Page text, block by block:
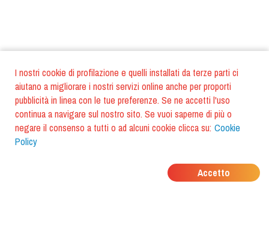
I nostri cookie di profilazione e quelli installati da terze parti ci
aiutano a migliorare i nostri servizi online anche per proporti
pubblicità in linea con le tue preferenze. Se ne accetti l'uso
continua a navigare sul nostro sito. Se vuoi saperne di più o
negare il consenso a tutti o ad alcuni cookie clicca su: Cookie
Policy
Accetto
DOVE MANGIANO I
TUOI AMICI?